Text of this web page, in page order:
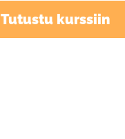
Tutustu kurssiin